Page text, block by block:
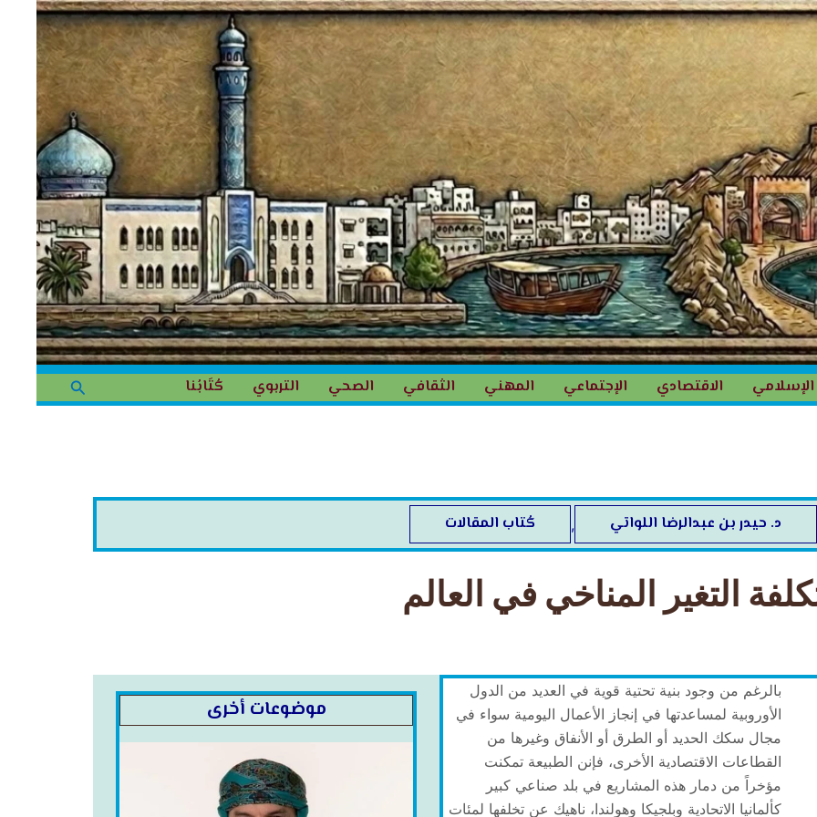
الإسلامي الاقتصادي الإجتماعي المهني الثقافي الصحي التربوي كُتَابُنا البحث
د. حيدر بن عبدالرضا اللواتي , كُتاب المقالات
التغير المناخي في العالم
بالرغم من وجود بنية تحتية قوية في العديد من الدول
الأوروبية لمساعدتها في إنجاز الأعمال اليومية سواء في
مجال سكك الحديد أو الطرق أو الأنفاق وغيرها من
القطاعات الاقتصادية الأخرى، فإنن الطبيعة تمكنت
مؤخراً من دمار هذه المشاريع في بلد صناعي كبير
كألمانيا الاتحادية وبلجيكا وهولندا، ناهيك عن تخلفها لمئات
موضوعات أخرى